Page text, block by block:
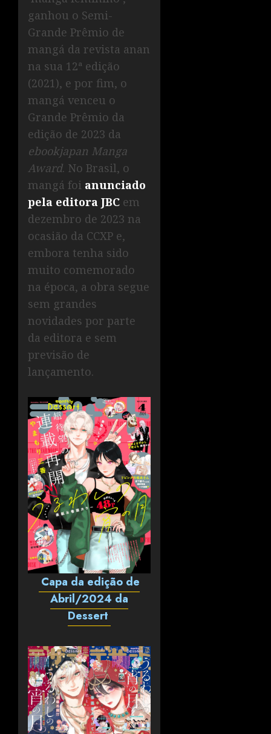
ganhou o Semi-
Grande Prêmio de
mangá da revista anan
na sua 12ª edição
(2021), e por fim, o
mangá venceu o
Grande Prêmio da
edição de 2023 da
ebookjapan Manga
Award. No Brasil, o
mangá foi anunciado
pela editora JBC em
dezembro de 2023 na
ocasião da CCXP e,
embora tenha sido
muito comemorado
na época, a obra segue
sem grandes
novidades por parte
da editora e sem
previsão de
lançamento.
Capa da edição de
Abril/2024 da
Dessert